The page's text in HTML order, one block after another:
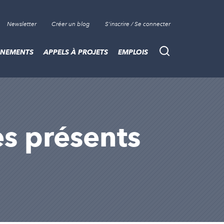
Newsletter Créer un blog S'inscrire / Se connecter
Recherche
APPELS À PROJETS EMPLOIS
présents